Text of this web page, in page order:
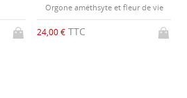
Orgone améthsyte et fleur de vie
24,00 € TTC